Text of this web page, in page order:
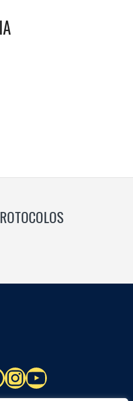
Instagram
YouTube